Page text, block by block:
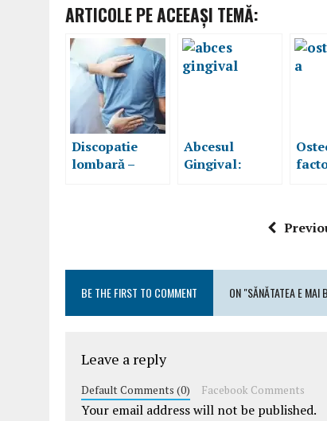
ARTICOLE PE ACEEAŞI TEMĂ:
Discopatie
lombară –
Abcesul
Gingival:
BE THE FIRST TO COMMENT ON "SĂNĂTATEA E MAI
Leave a reply
Default Comments (0) Facebook Comments
Your email address will not be published.